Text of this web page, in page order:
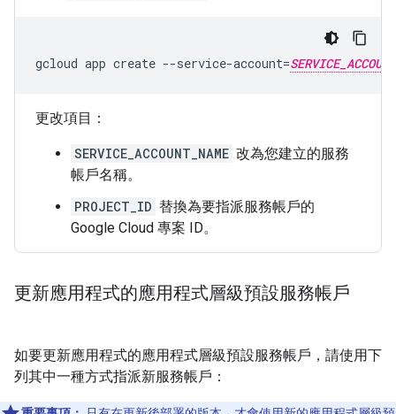
gcloud app create --service-account=
更改項目：
SERVICE_ACCOUNT_NAME 改為您建立的服務
帳戶名稱。
PROJECT_ID 替換為要指派服務帳戶的
Google Cloud 專案 ID。
更新應用程式的應用程式層級預設服務帳戶
如要更新應用程式的應用程式層級預設服務帳戶，請使用下
列其中一種方式指派新服務帳戶：